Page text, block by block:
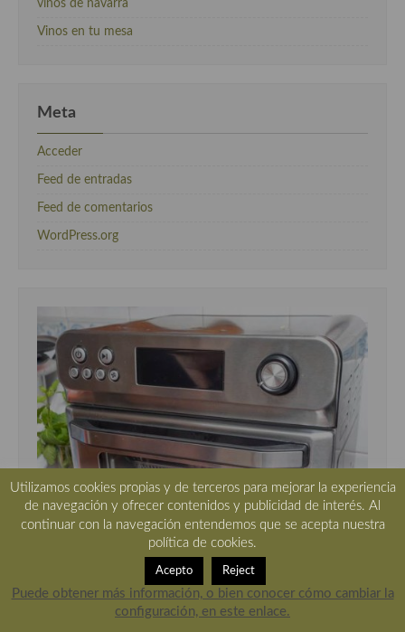
vinos de navarra
Vinos en tu mesa
Meta
Acceder
Feed de entradas
Feed de comentarios
WordPress.org
Utilizamos cookies propias y de terceros para mejorar la experiencia
de navegación y ofrecer contenidos y publicidad de interés. Al
continuar con la navegación entendemos que se acepta nuestra
política de cookies.
Acepto Reject
Puede obtener más información, o bien conocer cómo cambiar la
configuración, en este enlace.